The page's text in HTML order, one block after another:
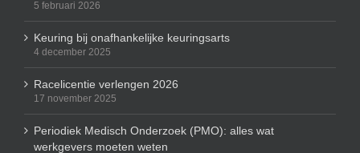
5 februari 2026
Keuring bij onafhankelijke keuringsarts
4 december 2025
Racelicentie verlengen 2026
17 november 2025
Periodiek Medisch Onderzoek (PMO): alles wat
werkgevers moeten weten